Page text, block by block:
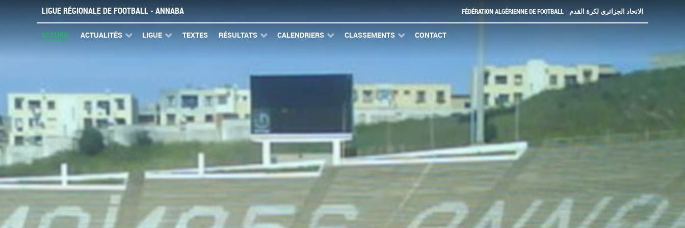
LIGUE RÉGIONALE DE FOOTBALL - ANNABA FÉDÉRATION ALGÉRIENNE DE FOOTBALL - الاتحاد الجزائري لكرة القدم
ACCUEIL ACTUALITÉS LIGUE TEXTES RÉSULTATS CALENDRIERS CLASSEMENTS CONTACT